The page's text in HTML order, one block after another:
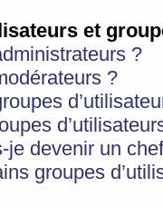
et
?
?
je devenir un
groupes